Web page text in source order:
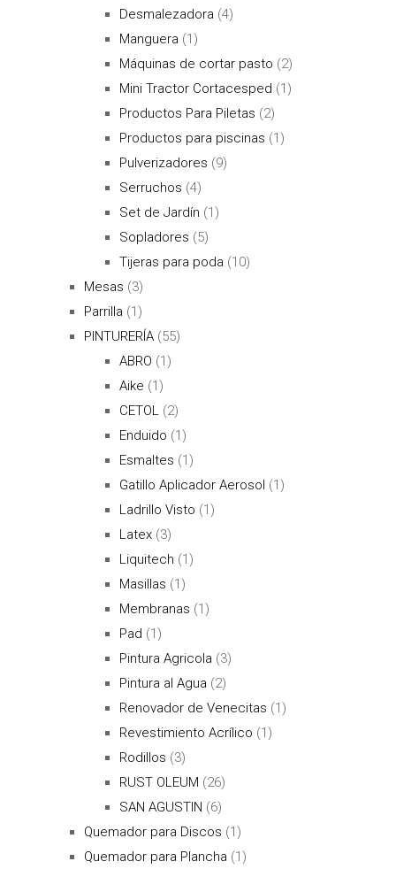
Desmalezadora (4)
Manguera (1)
Máquinas de cortar pasto (2)
Mini Tractor Cortacesped (1)
Productos Para Piletas (2)
Productos para piscinas (1)
Pulverizadores (9)
Serruchos (4)
Set de Jardín (1)
Sopladores (5)
Tijeras para poda (10)
Mesas (3)
Parrilla (1)
PINTURERÍA (55)
ABRO (1)
Aike (1)
CETOL
(2)
Enduido (1)
Esmaltes (1)
Gatillo Aplicador Aerosol (1)
Ladrillo Visto (1)
Latex (3)
Liquitech (1)
Masillas (1)
Membranas (1)
Pad (1)
Pintura Agricola (3)
Pintura al Agua (2)
Renovador de Venecitas (1)
Revestimiento Acrílico (1)
Rodillos (3)
RUST OLEUM (26)
SAN AGUSTIN (6)
Quemador para Discos (1)
Quemador para Plancha (1)